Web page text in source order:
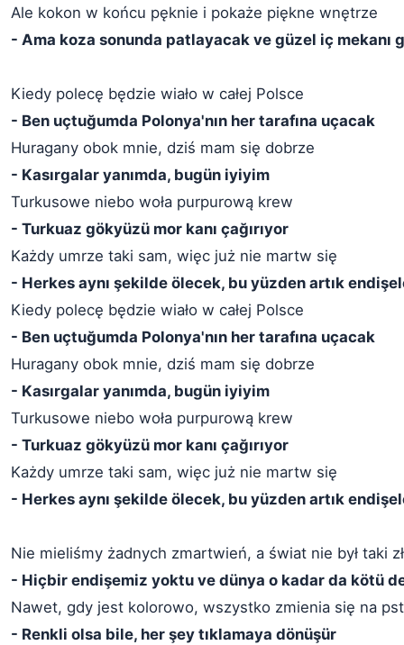
Ale kokon w końcu pęknie i pokaże piękne wnętrze
- Ama koza sonunda patlayacak ve güzel iç mekanı
Kiedy polecę będzie wiało w całej Polsce
- Ben uçtuğumda Polonya'nın her tarafına uçacak
Huragany obok mnie, dziś mam się dobrze
- Kasırgalar yanımda, bugün iyiyim
Turkusowe niebo woła purpurową krew
- Turkuaz gökyüzü mor kanı çağırıyor
Każdy umrze taki sam, więc już nie martw się
- Herkes aynı şekilde ölecek, bu yüzden artık
Kiedy polecę będzie wiało w całej Polsce
- Ben uçtuğumda Polonya'nın her tarafına uçacak
Huragany obok mnie, dziś mam się dobrze
- Kasırgalar yanımda, bugün iyiyim
Turkusowe niebo woła purpurową krew
- Turkuaz gökyüzü mor kanı çağırıyor
Każdy umrze taki sam, więc już nie martw się
- Herkes aynı şekilde ölecek, bu yüzden artık
Nie mieliśmy żadnych zmartwień, a świat nie był taki
- Hiçbir endişemiz yoktu ve dünya o kadar da kötü
Nawet, gdy jest kolorowo, wszystko zmienia się na
- Renkli olsa bile, her şey tıklamaya dönüşür